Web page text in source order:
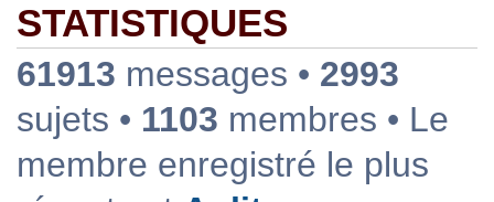
STATISTIQUES
61913 messages • 2993
sujets • 1103 membres • Le
membre enregistré le plus